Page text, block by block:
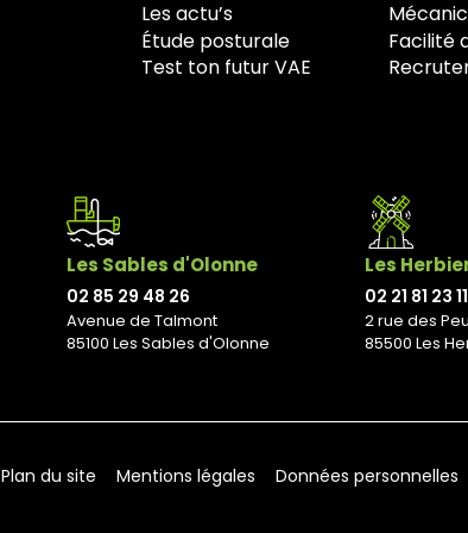
Les actu’s
Étude posturale
Facilité
Test ton futur VAE
Les Sables d'Olonne
02 85 29 48 26
Avenue de Talmont
85100 Les Sables d'Olonne
Les
02 21 81 23 11
2 rue des
85500 Les
Plan du site Mentions légales Données personnelles